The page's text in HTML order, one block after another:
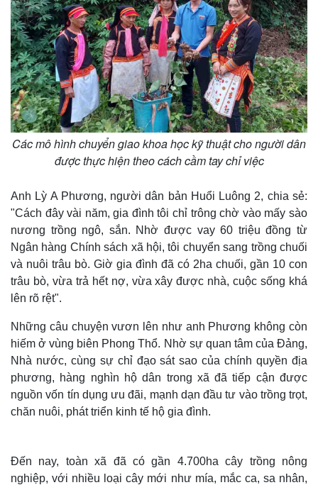
Các mô hình chuyển giao khoa học kỹ thuật cho người dân
được thực hiện theo cách cầm tay chỉ việc
Anh Lỳ A Phương, người dân bản Huổi Luông 2, chia sẻ:
"Cách đây vài năm, gia đình tôi chỉ trông chờ vào mấy sào
nương trồng ngô, sắn. Nhờ được vay 60 triệu đồng từ
Ngân hàng Chính sách xã hội, tôi chuyển sang trồng chuối
và nuôi trâu bò. Giờ gia đình đã có 2ha chuối, gần 10 con
trâu bò, vừa trả hết nợ, vừa xây được nhà, cuộc sống khá
lên rõ rệt".
Những câu chuyện vươn lên như anh Phương không còn
hiếm ở vùng biên Phong Thổ. Nhờ sự quan tâm của Đảng,
Nhà nước, cùng sự chỉ đạo sát sao của chính quyền địa
phương, hàng nghìn hộ dân trong xã đã tiếp cận được
nguồn vốn tín dụng ưu đãi, mạnh dạn đầu tư vào trồng trọt,
chăn nuôi, phát triển kinh tế hộ gia đình.
Đến nay, toàn xã đã có gần 4.700ha cây trồng nông
nghiệp, với nhiều loại cây mới như mía, mắc ca, sa nhân,